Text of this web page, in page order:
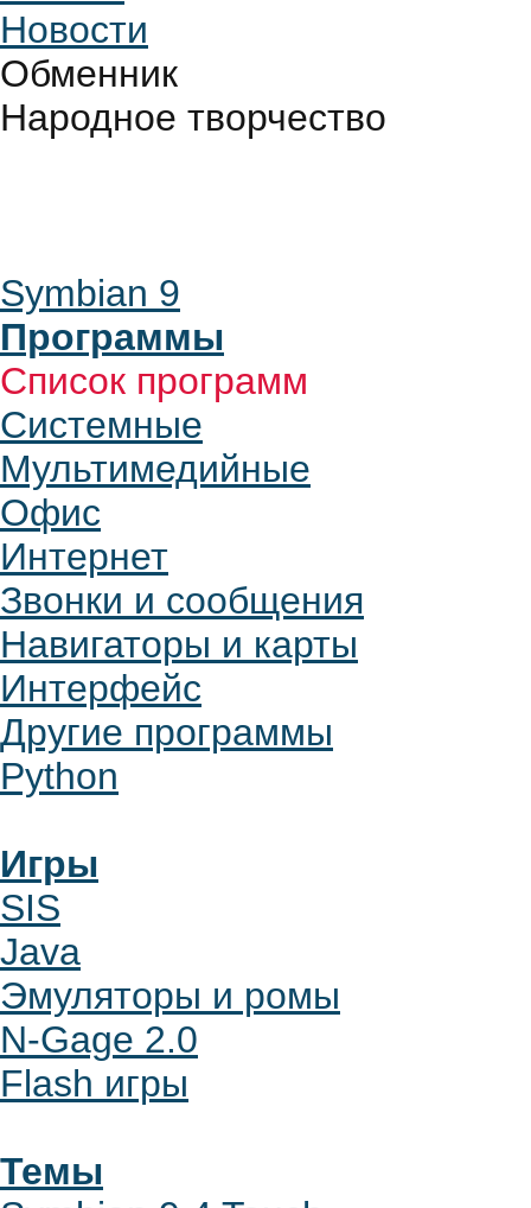
Новости
Обменник
Народное творчество
Symbian 9
Программы
Список программ
Системные
Мультимедийные
Офис
Интернет
Звонки и сообщения
Навигаторы и карты
Интерфейс
Другие программы
Python
Игры
SIS
Java
Эмуляторы и ромы
N-Gage 2.0
Flash игры
Темы